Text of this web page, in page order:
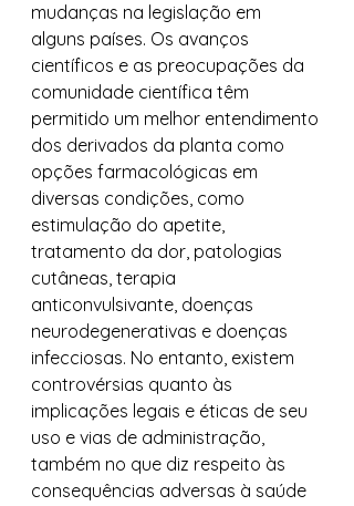
mudanças na legislação em
alguns países. Os avanços
científicos e as preocupações da
comunidade científica têm
permitido um melhor entendimento
dos derivados da planta como
opções farmacológicas em
diversas condições, como
estimulação do apetite,
tratamento da dor, patologias
cutâneas, terapia
anticonvulsivante, doenças
neurodegenerativas e doenças
infecciosas. No entanto, existem
controvérsias quanto às
implicações legais e éticas de seu
uso e vias de administração,
também no que diz respeito às
consequências adversas à saúde